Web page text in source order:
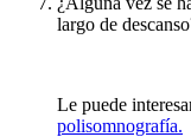
largo de
Le puede
polisomnografía.